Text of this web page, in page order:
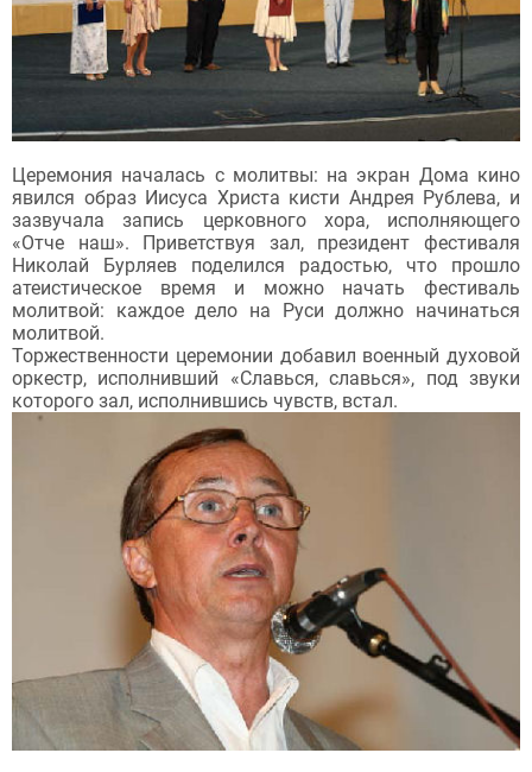
Церемония началась с молитвы: на экран Дома кино
явился образ Иисуса Христа кисти Андрея Рублева, и
зазвучала запись церковного хора, исполняющего
«Отче наш». Приветствуя зал, президент фестиваля
Николай Бурляев поделился радостью, что прошло
атеистическое время и можно начать фестиваль
молитвой: каждое дело на Руси должно начинаться
молитвой.
Торжественности церемонии добавил военный духовой
оркестр, исполнивший «Славься, славься», под звуки
которого зал, исполнившись чувств, встал.